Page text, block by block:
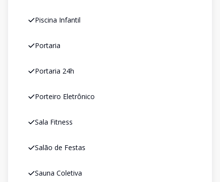
Piscina Infantil
Portaria
Portaria 24h
Porteiro Eletrônico
Sala Fitness
Salão de Festas
Sauna Coletiva